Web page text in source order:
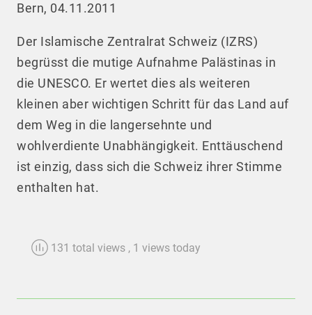
Bern, 04.11.2011
Der Islamische Zentralrat Schweiz (IZRS)
begrüsst die mutige Aufnahme Palästinas in
die UNESCO. Er wertet dies als weiteren
kleinen aber wichtigen Schritt für das Land auf
dem Weg in die langersehnte und
wohlverdiente Unabhängigkeit. Enttäuschend
ist einzig, dass sich die Schweiz ihrer Stimme
enthalten hat.
131 total views , 1 views today